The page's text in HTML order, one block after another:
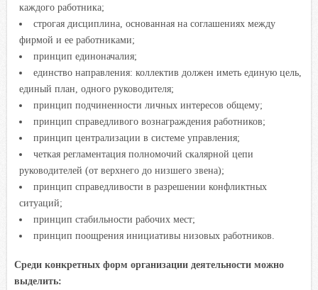
каждого работника;
строгая дисциплина, основанная на соглашениях между
фирмой и ее работниками;
принцип единоначалия;
единство направления: коллектив должен иметь единую цель,
единый план, одного руководителя;
принцип подчиненности личных интересов общему;
принцип справедливого вознаграждения работников;
принцип централизации в системе управления;
четкая регламентация полномочий скалярной цепи
руководителей (от верхнего до низшего звена);
принцип справедливости в разрешении конфликтных
ситуаций;
принцип стабильности рабочих мест;
принцип поощрения инициативы низовых работников.
Среди конкретных форм организации деятельности можно
выделить: